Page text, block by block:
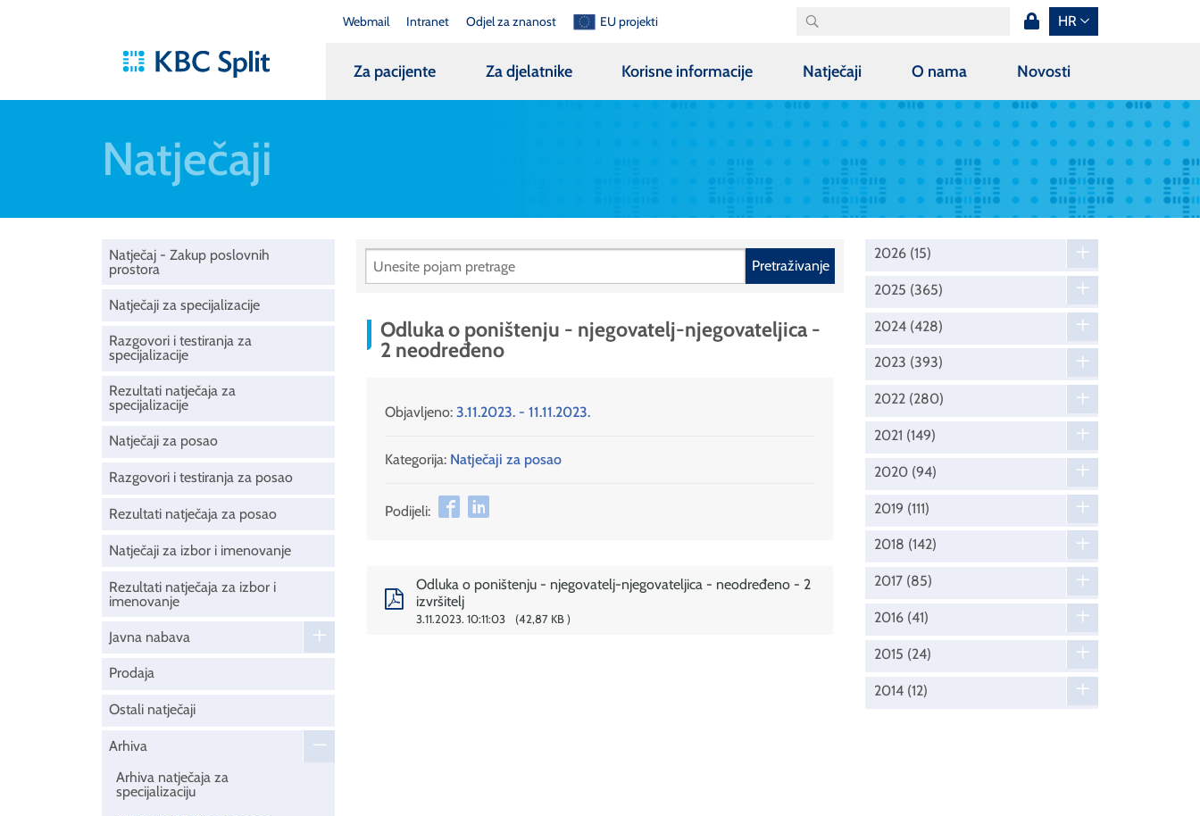
Webmail Intranet Odjel za znanost EU projekti HR
Za pacijente Za djelatnike Korisne informacije Natječaji O nama Novosti
Natječaji
Natječaj - Zakup poslovnih
prostora
Natječaji za specijalizacije
Razgovori i testiranja za
specijalizacije
Rezultati natječaja za
specijalizacije
Natječaji za posao
Razgovori i testiranja za posao
Rezultati natječaja za posao
Natječaji za izbor i imenovanje
Rezultati natječaja za izbor i
imenovanje
Javna nabava
Prodaja
Ostali natječaji
Arhiva
Arhiva natječaja za
specijalizaciju
Pretraživanje
Odluka o poništenju - njegovatelj-njegovateljica -
2 neodređeno
Objavljeno: 3.11.2023. - 11.11.2023.
Kategorija: Natječaji za posao
Podijeli:
Odluka o poništenju - njegovatelj-njegovateljica - neodređeno - 2
izvršitelj
3.11.2023. 10:11:03 42,87 KB
2026 (15)
2025 (365)
2024 (428)
2023 (393)
2022 (280)
2021 (149)
2020 (94)
2019 (111)
2018 (142)
2017 (85)
2016 (41)
2015 (24)
2014 (12)